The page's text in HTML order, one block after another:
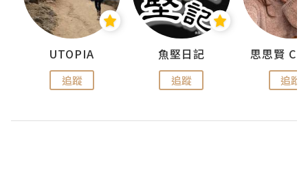
UTOPIA
追蹤
魚堅日記
追蹤 追蹤